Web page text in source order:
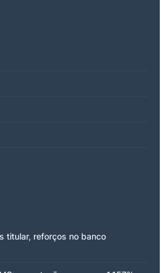
titular, reforços no banco